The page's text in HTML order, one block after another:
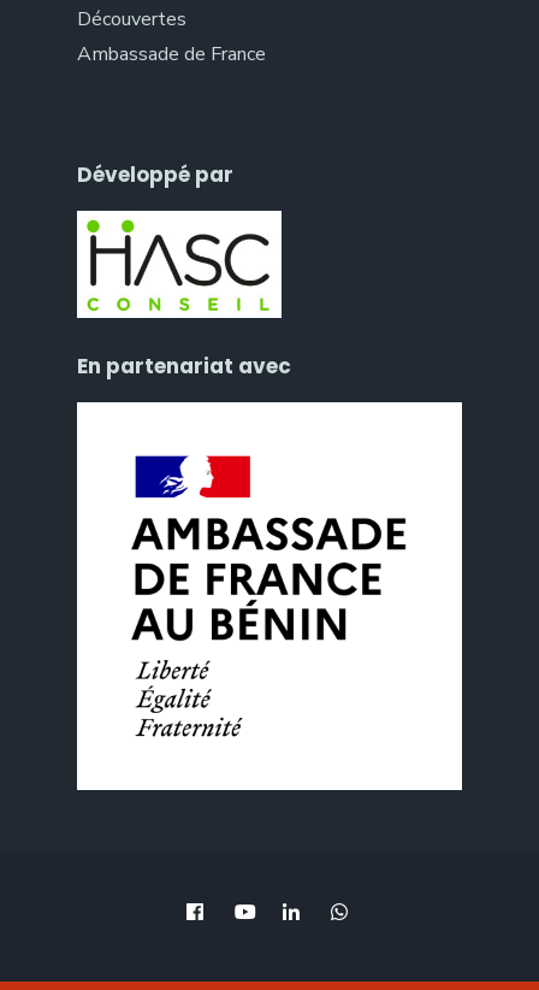
Découvertes
Ambassade de France
Développé par
En partenariat avec